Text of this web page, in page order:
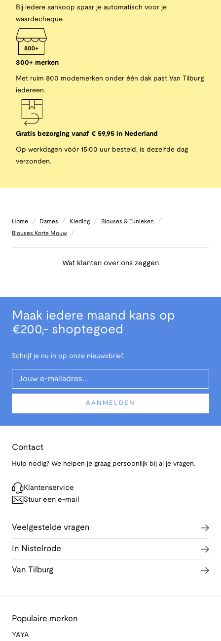
Bij iedere aankoop spaar je automatisch voor je
waardecheque.
800+ merken
Met ruim 800 modemerken onder één dak past Van Tilburg
iedereen.
Gratis bezorging vanaf € 59,95 in Nederland
Op werkdagen vóór 15:00 uur besteld, is dezelfde dag
verzonden.
Home / Dames / Kleding / Blouses & Tunieken /
Blouses Korte Mouw /
Wat klanten over ons zeggen
Maak iedere maand kans op
€200,- shoptegoed
Schrijf je nu in op onze nieuwsbrief.
Your Email
AANMELDEN
Contact
Hulp nodig? We helpen je graag persoonlijk bij al je vragen.
Klantenservice
Stuur een e-mail
Veelgestelde vragen
In Nistelrode
Van Tilburg
Populaire merken
YAYA